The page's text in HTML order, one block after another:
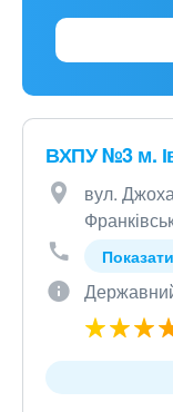
ВХПУ №3 м.
вул.